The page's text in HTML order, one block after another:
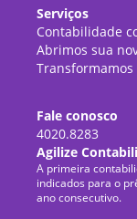
Serviços
Contabilidade
Abrimos sua
Transformamos
Fale conosco
4020.8283
Agilize
A primeira
indicados para o
ano consecutivo.